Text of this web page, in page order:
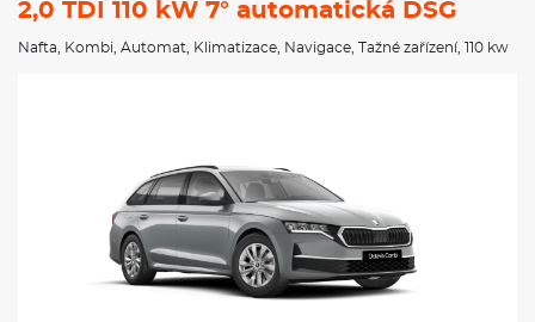
2,0 TDI 110 kW 7° automatická DSG
Nafta Kombi Automat Klimatizace Navigace Tažné zařízení, 110 kw